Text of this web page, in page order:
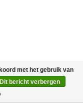
met het gebruik van
Dit bericht verbergen